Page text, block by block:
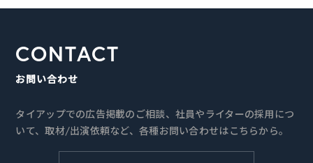
CONTACT
お問い合わせ
タイアップでの広告掲載のご相談、社員やライターの採用につ
いて、取材/出演依頼など、各種お問い合わせはこちらから。